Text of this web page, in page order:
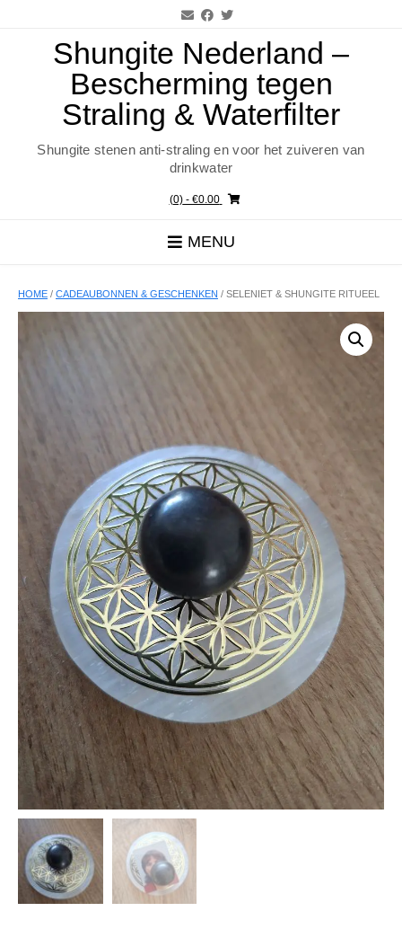
Shungite Nederland –
Bescherming tegen
Straling & Waterfilter
Shungite stenen anti-straling en voor het zuiveren van
drinkwater
(0)- €0.00
MENU
HOME / CADEAUBONNEN & GESCHENKEN / SELENIET & SHUNGITE RITUEEL